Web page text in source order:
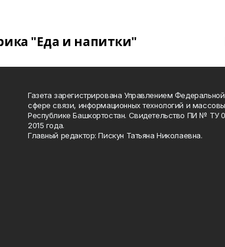
"Еда и напитки"
Газета зарегистрирована Управлением
сфере связи, информационных технологий и
Республике Башкортостан. Свидетельство ПИ № ТУ
2015 года.
Главный редактор: Пискун Татьяна Николаевна.